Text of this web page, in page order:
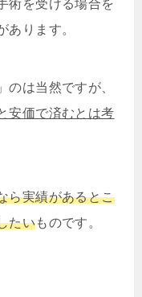
術を受ける場合を
あります。
のは当然ですが、
安価で済むとは考
ら実績があるとこ
たいものです。